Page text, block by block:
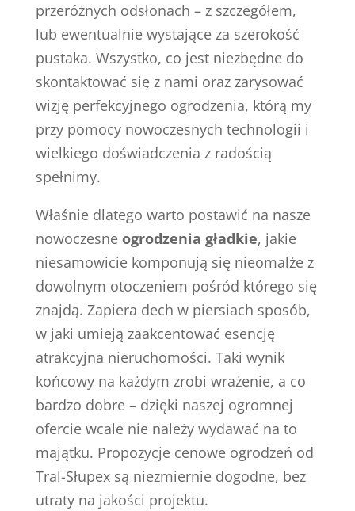
przeróżnych odsłonach – z szczegółem,
lub ewentualnie wystające za szerokość
pustaka. Wszystko, co jest niezbędne do
skontaktować się z nami oraz zarysować
wizję perfekcyjnego ogrodzenia, którą my
przy pomocy nowoczesnych technologii i
wielkiego doświadczenia z radością
spełnimy.
Właśnie dlatego warto postawić na nasze
nowoczesne ogrodzenia gładkie, jakie
niesamowicie komponują się nieomalże z
dowolnym otoczeniem pośród którego się
znajdą. Zapiera dech w piersiach sposób,
w jaki umieją zaakcentować esencję
atrakcyjna nieruchomości. Taki wynik
końcowy na każdym zrobi wrażenie, a co
bardzo dobre – dzięki naszej ogromnej
ofercie wcale nie należy wydawać na to
majątku. Propozycje cenowe ogrodzeń od
Tral-Słupex są niezmiernie dogodne, bez
utraty na jakości projektu.